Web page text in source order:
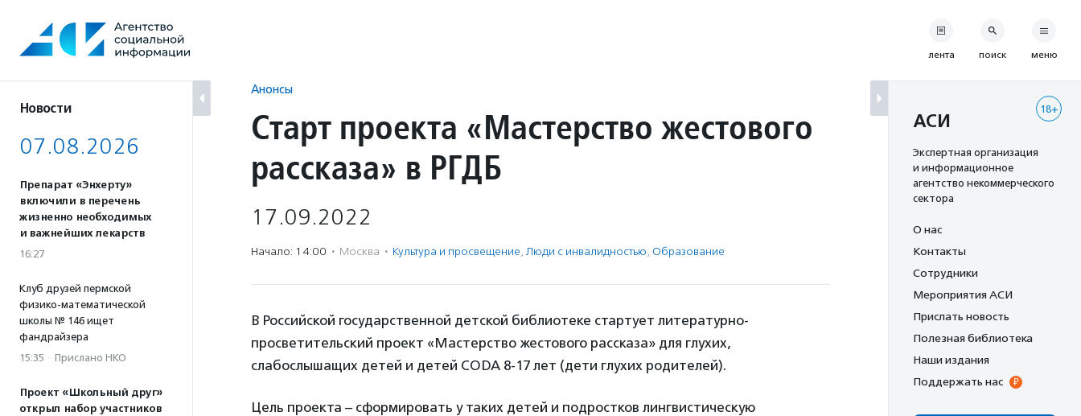
содержанию
Новости
07.08.2026
Препарат «Энхерту»
включили в перечень
жизненно необходимых
и важнейших лекарств
16:27
Клуб друзей пермской
физико-математической
школы № 146 ищет
фандрайзера
15:35 · Прислано НКО
Проект «Школьный друг»
открыл набор участников
Анонсы
Старт проекта «Мастерство жестового
рассказа» в РГДБ
17.09.2022
Начало: 14:00 · Москва · Культура и просвещение, Люди с инвалидностью, Образование
В Российской государственной детской библиотеке стартует литературно-
просветительский проект «Мастерство жестового рассказа» для глухих,
слабослышащих детей и детей CODA 8-17 лет (дети глухих родителей).
Цель проекта – сформировать у таких детей и подростков лингвистическую
лента поиск меню
18+
АСИ
Экспертная организация
и информационное
агентство некоммерческого
сектора
О нас
Контакты
Сотрудники
Мероприятия АСИ
Прислать новость
Полезная библиотека
Наши издания
Поддержать нас